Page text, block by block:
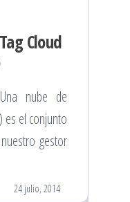
Cloud
nube de
es el conjunto
gestor
24 julio, 2014